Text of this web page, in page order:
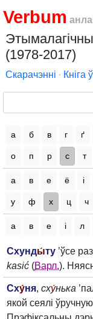
Verbum
(1978-2017)
Скарачэнні ∙ Кніга
а б в г ґ
о п р с т
а в е ё і
у ф х ц ч
а в е і л
Схунды́ту ’ўсе
kasić (Варл.).
Сху́ня, сху́нька
якой сеялі